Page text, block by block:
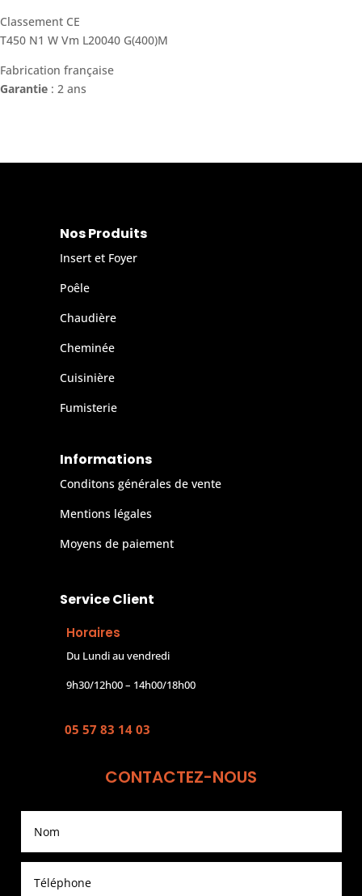
Classement CE
T450 N1 W Vm L20040 G(400)M
Fabrication française
Garantie : 2 ans
Nos Produits
Insert et Foyer
Poêle
Chaudière
Cheminée
Cuisinière
Fumisterie
Informations
Conditons générales de vente
Mentions légales
Moyens de paiement
Service Client
Horaires
Du Lundi au vendredi
9h30/12h00 – 14h00/18h00
05 57 83 14 03
CONTACTEZ-NOUS